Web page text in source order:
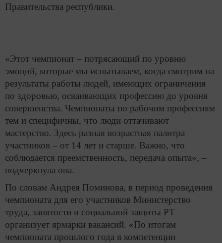
Правительства республики.
«Этот чемпионат – потрясающий по уровню
эмоций, которые мы испытываем, когда смотрим на
результаты работы людей, имеющих ограничения
по здоровью, осваивающих профессию до уровня
совершенства. Чемпионаты по рабочим профессиям
тем и специфичны, что люди оттачивают
мастерство. Здесь разная возрастная палитра
участников – от 14 лет и старше. Важно, что
соблюдается преемственность, передача опыта», –
подчеркнула она.
По словам Андрея Поминова, в период проведения
чемпионата для его участников Министерство
труда, занятости и социальной защиты РТ
организует ярмарки вакансий. «По итогам
чемпионата прошлого года в компетенции